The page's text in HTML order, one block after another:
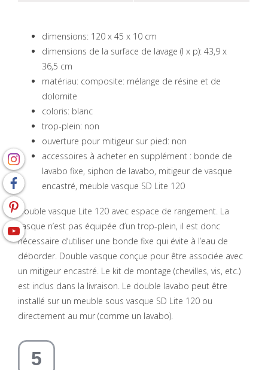
dimensions: 120 x 45 x 10 cm
dimensions de la surface de lavage (l x p): 43,9 x
36,5 cm
matériau: composite: mélange de résine et de
dolomite
coloris: blanc
trop-plein: non
ouverture pour mitigeur sur pied: non
accessoires à acheter en supplément : bonde de
lavabo fixe, siphon de lavabo, mitigeur de vasque
encastré, meuble vasque SD Lite 120
Double vasque Lite 120 avec espace de rangement. La
vasque n’est pas équipée d’un trop-plein, il est donc
nécessaire d’utiliser une bonde fixe qui évite à l’eau de
déborder. Double vasque conçue pour être associée avec
un mitigeur encastré. Le kit de montage (chevilles, vis, etc.)
est inclus dans la livraison. Le double lavabo peut être
installé sur un meuble sous vasque SD Lite 120 ou
directement au mur (comme un lavabo).